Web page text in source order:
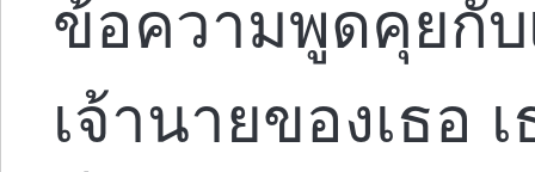
ข้อความพูดคุยกั
เจ้านายของเธอ